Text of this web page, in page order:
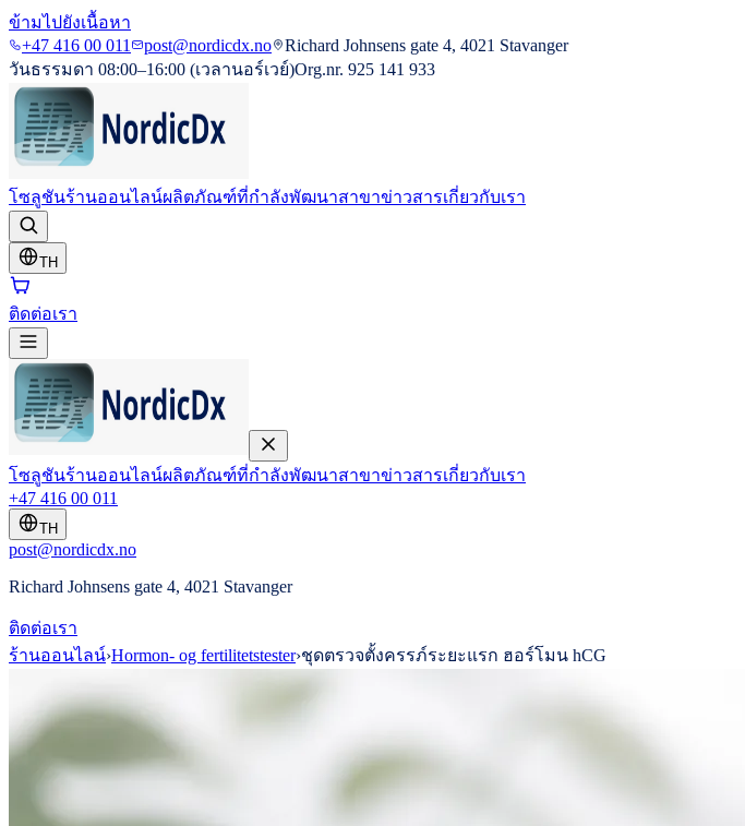
ข้ามไปยังเนื้อหา
+47 416 00 011
post@nordicdx.no
Richard Johnsens gate 4, 4021 Stavanger
วันธรรมดา 08:00–16:00 (เวลานอร์เวย์)Org.nr. 925 141 933
โซลูชันร้านออนไลน์ผลิตภัณฑ์ที่กำลังพัฒนาสาขาข่าวสารเกี่ยวกับเรา
TH
ติดต่อเรา
โซลูชันร้านออนไลน์ผลิตภัณฑ์ที่กำลังพัฒนาสาขาข่าวสารเกี่ยวกับเรา
+47 416 00 011
TH
post@nordicdx.no
Richard Johnsens gate 4, 4021 Stavanger
ติดต่อเรา
ร้านออนไลน์›Hormon- og fertilitetstester›ชุดตรวจตั้งครรภ์ระยะแรก ฮอร์โมน hCG